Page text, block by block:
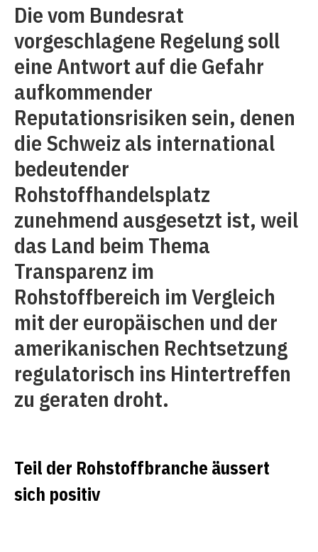
Die vom Bundesrat
vorgeschlagene Regelung soll
eine Antwort auf die Gefahr
aufkommender
Reputationsrisiken sein, denen
die Schweiz als international
bedeutender
Rohstoffhandelsplatz
zunehmend ausgesetzt ist, weil
das Land beim Thema
Transparenz im
Rohstoffbereich im Vergleich
mit der europäischen und der
amerikanischen Rechtsetzung
regulatorisch ins Hintertreffen
zu geraten droht.
Teil der Rohstoffbranche äussert
sich positiv